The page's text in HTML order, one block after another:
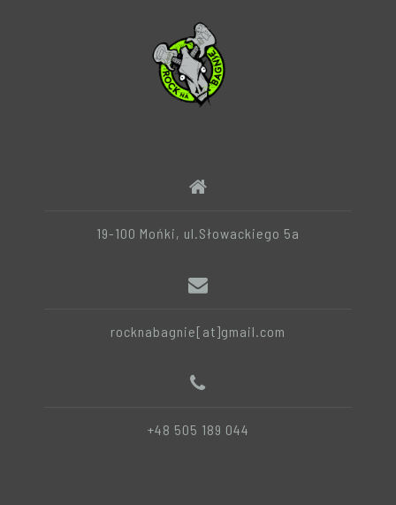
19-100 Mońki, ul.Słowackiego 5a
rocknabagnie[at]gmail.com
+48 505 189 044